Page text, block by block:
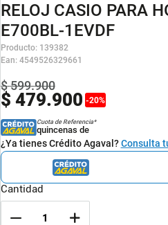
RELOJ CASIO PARA
E700BL-1EVDF
Producto: 139382
Ean: 4549526329661
$ 479.900 -20%
$599.900
Cuota de Referencia*
quincenas de
¿Ya tienes Crédito Agaval?Consulta
Cantidad